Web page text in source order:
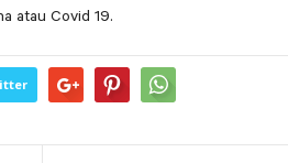
atau Covid 19.